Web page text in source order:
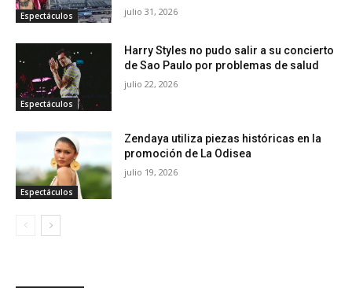
Espectáculos julio 31, 2026
Espectáculos
Harry Styles no pudo salir a su concierto
de Sao Paulo por problemas de salud
julio 22, 2026
Espectáculos
Zendaya utiliza piezas históricas en la
promoción de La Odisea
julio 19, 2026